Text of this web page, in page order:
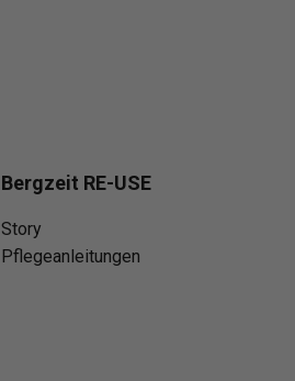
Bergzeit RE-USE
Story
Pflegeanleitungen